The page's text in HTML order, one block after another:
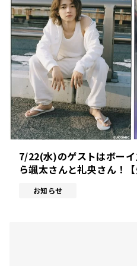
7/22(水)のゲストはボー
ら颯太さんと礼央さん！
お知らせ